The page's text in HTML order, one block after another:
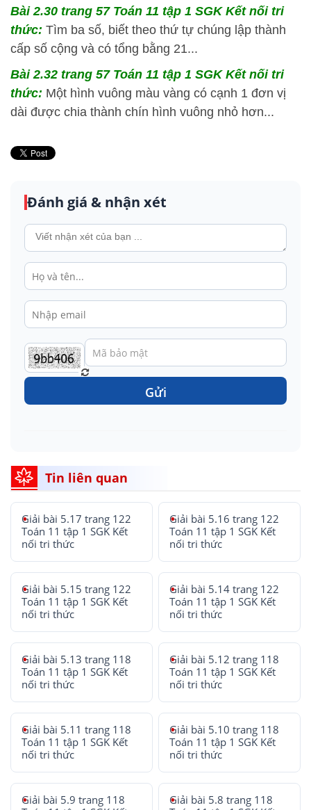
Bài 2.30 trang 57 Toán 11 tập 1 SGK Kết nối tri
thức: Tìm ba số, biết theo thứ tự chúng lập thành
cấp số cộng và có tổng bằng 21...
Bài 2.32 trang 57 Toán 11 tập 1 SGK Kết nối tri
thức: Một hình vuông màu vàng có cạnh 1 đơn vị
dài được chia thành chín hình vuông nhỏ hơn...
Đánh giá & nhận xét
Gửi
Tin liên quan
Giải bài 5.17 trang 122
Toán 11 tập 1 SGK Kết
nối tri thức
Giải bài 5.16 trang 122
Toán 11 tập 1 SGK Kết
nối tri thức
Giải bài 5.15 trang 122
Toán 11 tập 1 SGK Kết
nối tri thức
Giải bài 5.14 trang 122
Toán 11 tập 1 SGK Kết
nối tri thức
Giải bài 5.13 trang 118
Toán 11 tập 1 SGK Kết
nối tri thức
Giải bài 5.12 trang 118
Toán 11 tập 1 SGK Kết
nối tri thức
Giải bài 5.11 trang 118
Toán 11 tập 1 SGK Kết
nối tri thức
Giải bài 5.10 trang 118
Toán 11 tập 1 SGK Kết
nối tri thức
Giải bài 5.9 trang 118
Giải bài 5.8 trang 118